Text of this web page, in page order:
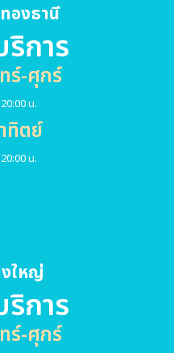
องธานี
ริการ
ร์-ศุกร์
น.
ทิตย์
น.
ใหญ่
ริการ
ร์-ศุกร์